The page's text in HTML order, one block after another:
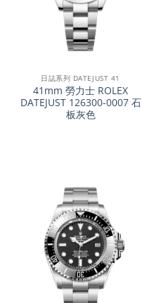
日誌系列 DATEJUST 41
41mm 勞力士 ROLEX
DATEJUST 126300-0007 石
板灰色